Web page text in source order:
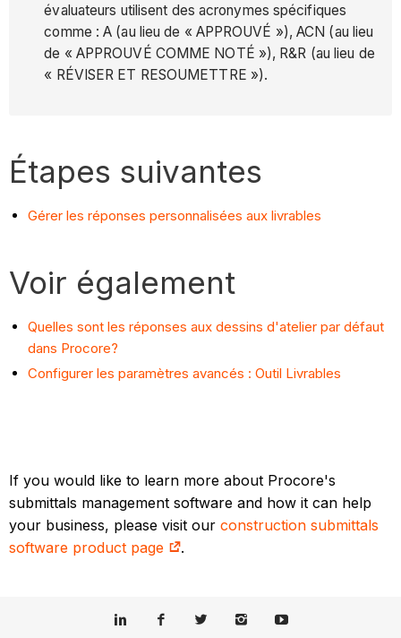
évaluateurs utilisent des acronymes spécifiques
comme : A (au lieu de « APPROUVÉ »), ACN (au lieu
de « APPROUVÉ COMME NOTÉ »), R&R (au lieu de
« RÉVISER ET RESOUMETTRE »).
Étapes suivantes
Gérer les réponses personnalisées aux livrables
Voir également
Quelles sont les réponses aux dessins d'atelier par défaut
dans Procore?
Configurer les paramètres avancés : Outil Livrables
If you would like to learn more about Procore's
submittals management software and how it can help
your business, please visit ourconstruction submittals
software product page
.